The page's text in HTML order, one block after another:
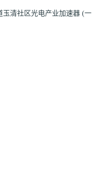
玉清社区光电产业加速器 (一